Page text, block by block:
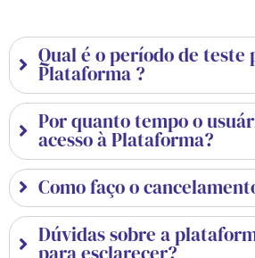
Qual é o período de teste
Plataforma ?
Por quanto tempo o
acesso à Plataforma?
Como faço o
Dúvidas sobre a